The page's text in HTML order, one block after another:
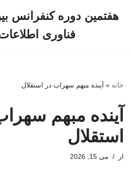
هفتمین دوره کنفرانس
فناوری
خانه » آینده مبهم سهراب در استقلال
آینده مبهم
استقلال
از می 15, 2026